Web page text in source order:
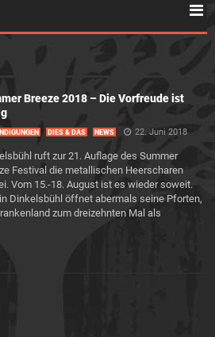
Breeze 2018 – Die Vorfreude ist
DIES & DAS NEWS 22. Juni 2018
ruft zur 21. Auflage des Summer
Festival die metallischen Heerscharen
Vom 15.-18. August ist es wieder soweit.
Dinkelsbühl öffnet abermals seine Pforten,
zum dreizehnten Mal als